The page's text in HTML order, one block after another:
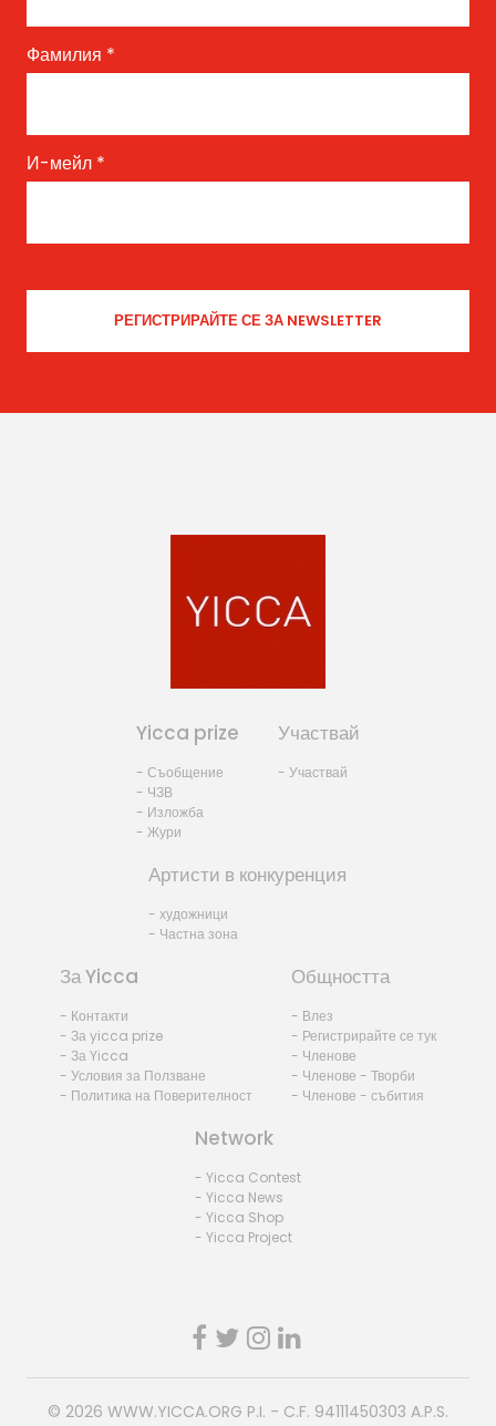
Фамилия *
И-мейл *
Yicca prize
- Съобщение
- ЧЗВ
- Изложба
- Жури
Участвай
- Участвай
Артисти в конкуренция
- художници
- Частна зона
За Yicca
- Контакти
- За yicca prize
- За Yicca
- Условия за Ползване
- Политика на Поверителност
Общността
- Влез
- Регистрирайте се тук
- Членове
- Членове - Творби
- Членове - събития
Network
- Yicca Contest
- Yicca News
- Yicca Shop
- Yicca Project
© 2026 WWW.YICCA.ORG P.I. - C.F. 94111450303 A.P.S.